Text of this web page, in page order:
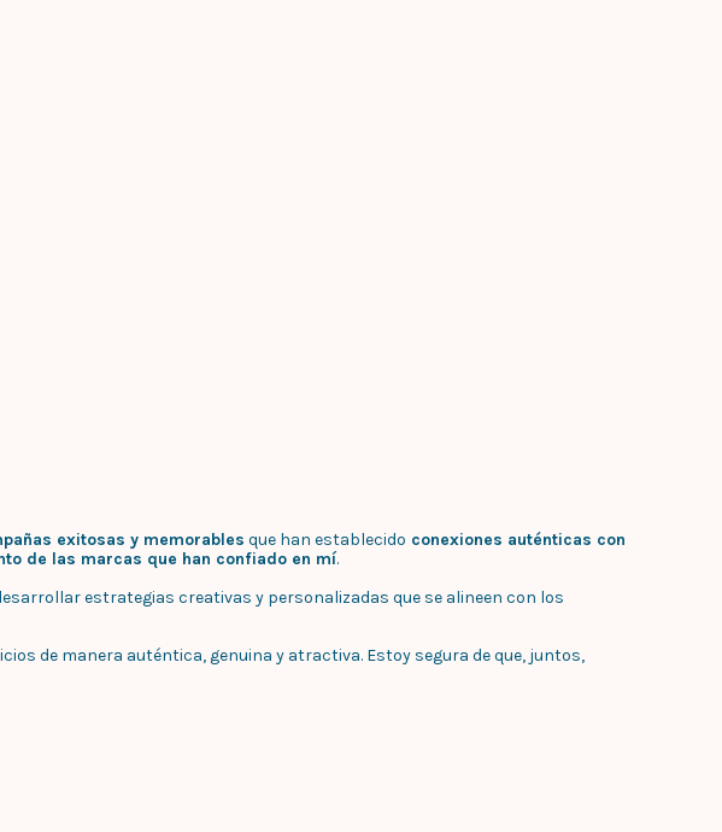
exitosas y memorables que han establecido conexiones auténticas con
de las marcas que han confiado en mí.
estrategias creativas y personalizadas que se alineen con los
de manera auténtica, genuina y atractiva. Estoy segura de que, juntos,